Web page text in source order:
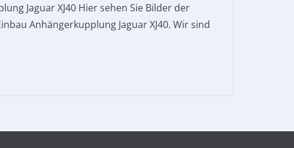
Jaguar XJ40 Hier sehen Sie Bilder der
Anhängerkupplung Jaguar XJ40. Wir sind